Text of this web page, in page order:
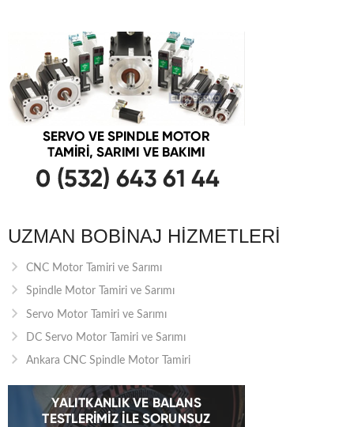
UZMAN BOBINAJ HIZMETLERI
CNC Motor Tamiri ve Sarımı
Spindle Motor Tamiri ve Sarımı
Servo Motor Tamiri ve Sarımı
DC Servo Motor Tamiri ve Sarımı
Ankara CNC Spindle Motor Tamiri